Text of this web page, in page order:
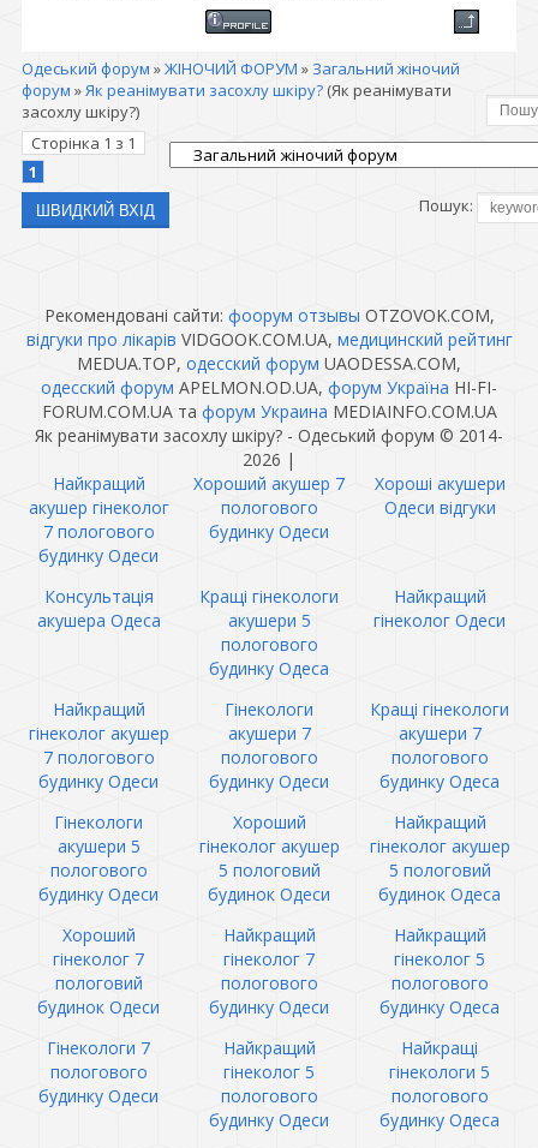
мазь. Нанесіть на шкіру рук щільним і
поліетиленові рукавички або рукавички з
натуральної тканини. Ретельно змити
маску через 20 хвилин.
особливо, якщо будете повторювати
процедуру 2-3 рази на тиждень.
Одеський форум »ЖІНОЧИЙ ФОРУМ » Загальний жіночий
форум »Як реанімувати засохлу шкіру? (Як реанімувати
засохлу шкіру?)
Сторінка 1 з 1
1
Пошук:
Рекомендовані сайти: фоорум отзывы OTZOVOK.COM,
відгуки про лікарів VIDGOOK.COM.UA, медицинский рейтинг
MEDUA.TOP, одесский форум UAODESSA.COM,
одесский форум APELMON.OD.UA, форум Україна HI-FI-
FORUM.COM.UA та форум Украина MEDIAINFO.COM.UA
Як реанімувати засохлу шкіру? - Одеський форум © 2014-
2026 |
Найкращий
акушер гінеколог
7 пологового
будинку Одеси
Хороший акушер 7
пологового
будинку Одеси
Хороші акушери
Одеси відгуки
Консультація
акушера Одеса
Кращі гінекологи
акушери 5
пологового
будинку Одеса
Найкращий
гінеколог Одеси
Найкращий
гінеколог акушер
7 пологового
будинку Одеси
Гінекологи
акушери 7
пологового
будинку Одеси
Кращі гінекологи
акушери 7
пологового
будинку Одеса
Гінекологи
акушери 5
пологового
будинку Одеси
Хороший
гінеколог акушер
5 пологовий
будинок Одеси
Найкращий
гінеколог акушер
5 пологовий
будинок Одеса
Хороший
гінеколог 7
пологовий
будинок Одеси
Найкращий
гінеколог 7
пологового
будинку Одеси
Найкращий
гінеколог 5
пологового
будинку Одеса
Гінекологи 7
пологового
будинку Одеси
Найкращий
гінеколог 5
пологового
будинку Одеси
Найкращі
гінекологи 5
пологового
будинку Одеса